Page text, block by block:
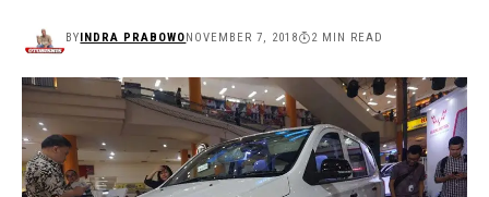
BYINDRA PRABOWONOVEMBER 7, 2018 2 MIN READ